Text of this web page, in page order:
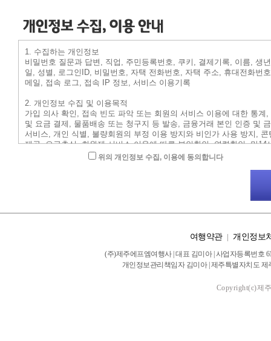
위의 개인정보 수집, 이용에 동의합니다
여행약관| 개인정보
(주)제주에프엠여행사 | 대표 김미아 | 사업자등록번호
개인정보관리책임자 김미아 | 제주특별자치도 제
Copyright(c)제